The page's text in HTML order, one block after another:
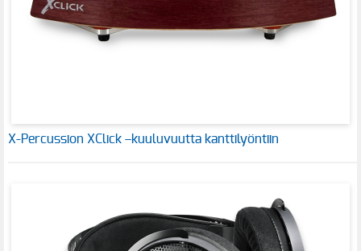
X-Percussion XClick –kuuluvuutta kanttilyöntiin